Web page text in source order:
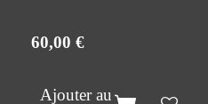
60,00 €
Ajouter au